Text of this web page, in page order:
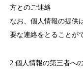
方とのご連絡
なお、個人情報の提供
要な連絡をとることが
2.個人情報の第三者へ